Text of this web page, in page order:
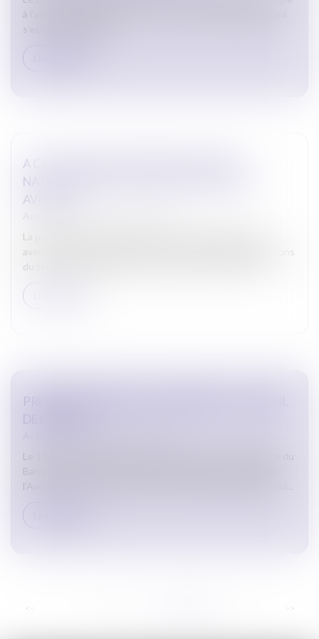
à l’assemblée générale de la Conférence des Bâtonniers qui
s’est tenue à PARIS.
A CARCASSONNE, PREMIÈRE JOURNÉE
NATIONALE DE LA RELATION MAGISTRATS-
AVOCATS
La première Journée nationale de la relation magistrats-
avocats eu lieu le jeudi 21 mars sur l’ensemble des juridictions
du territoire français. Celle de Carcassonne n’a pas dér...
PREMIER SÉMINAIRE DES MEMBRES DU CONSEIL
DE L’ORDRE
Le 13 mars 2024, plusieurs Membres du Conseil de l’Ordre du
Barreau de Carcassonne se sont retrouvés à la Maison de
l’Avocat pour suivre ensemble, en distanciel, le premier sémi...